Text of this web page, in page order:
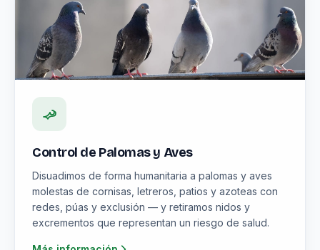
Control de Palomas y Aves
Disuadimos de forma humanitaria a palomas y aves
molestas de cornisas, letreros, patios y azoteas con
redes, púas y exclusión — y retiramos nidos y
excrementos que representan un riesgo de salud.